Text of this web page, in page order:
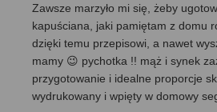
Zawsze marzyło mi się, żeby
kapuściana, jaki pamiętam z domu
dzięki temu przepisowi, a nawet
mamy 😉 pychotka !! mąż i synek
przygotowanie i idealne proporcje
wydrukowany i wpięty w domowy